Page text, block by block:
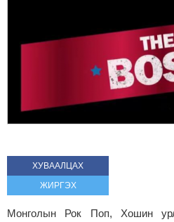
ХУВААЛЦАХ
ЖИРГЭХ
Монголын Рок Поп, Хошин